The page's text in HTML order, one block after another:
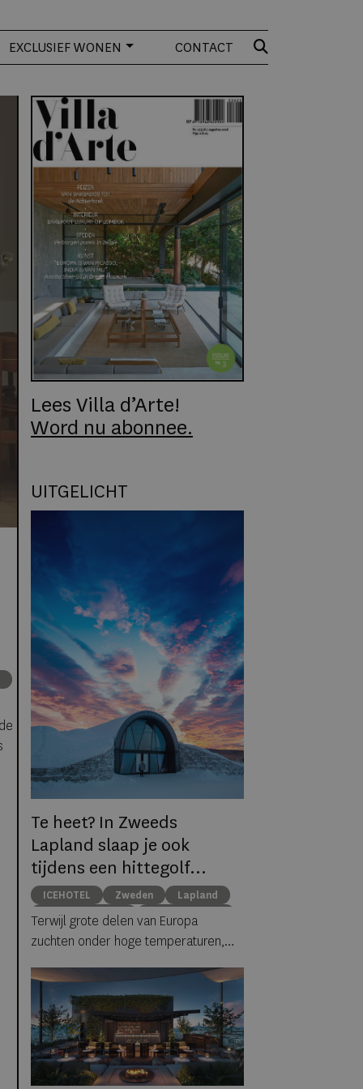
EXCLUSIEF WONEN CONTACT
Lees Villa d’Arte!
Word nu abonnee.
UITGELICHT
Te heet? In Zweeds
Lapland slaap je ook
tijdens een hittegolf
gewoon tussen ijs en
sneeuw
ICEHOTEL Zweden
Lapland
middernachtzon
summer travel
Arctische reizen
Terwijl grote delen van Europa
zuchten onder hoge temperaturen,
Jukkasjärvi een verrassend
alternatief. Dankzij
ICEHOTEL 365blijft
het iconische ijshotel het hele jaar
geopend, waardoor gasten zelfs
midden in de zomer kunnen
overnachten in met de hand uit ijs